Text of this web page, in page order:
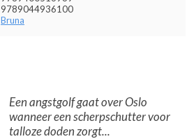
9789044936100
Bruna
Een angstgolf gaat over Oslo
wanneer een scherpschutter voor
talloze doden zorgt...